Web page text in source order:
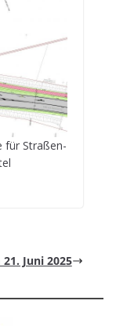
für Stra­ßen­
Juni 2025